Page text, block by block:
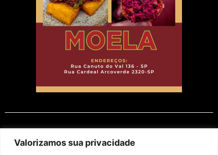
Valorizamos sua privacidade
EM CARTAZ